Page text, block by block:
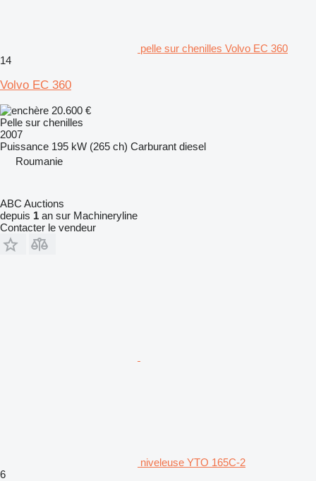
pelle sur chenilles Volvo EC 360
14
Volvo EC 360
20.600 €
Pelle sur chenilles
2007
Puissance 195 kW (265 ch) Carburant diesel
Roumanie
ABC Auctions
depuis 1 an sur Machineryline
Contacter le vendeur
niveleuse YTO 165C-2
6